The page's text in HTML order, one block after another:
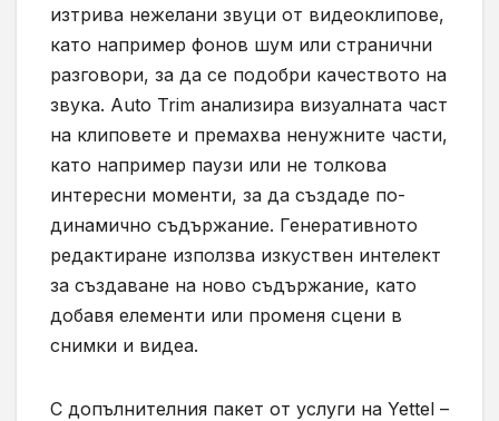
изтрива нежелани звуци от видеоклипове,
като например фонов шум или странични
разговори, за да се подобри качеството на
звука. Auto Trim анализира визуалната част
на клиповете и премахва ненужните части,
като например паузи или не толкова
интересни моменти, за да създаде по-
динамично съдържание. Генеративното
редактиране използва изкуствен интелект
за създаване на ново съдържание, като
добавя елементи или променя сцени в
снимки и видеа.
С допълнителния пакет от услуги на Yettel –